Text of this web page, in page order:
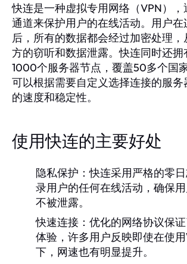
快连是一种虚拟专用网络（VPN）
通道来保护用户的在线活动。用户在
后，所有的数据都会经过加密处理
方的窃听和数据泄露。快连同时还拥
1000个服务器节点，覆盖50多个国
可以根据需要自定义选择连接的服务
的速度和稳定性。
使用快连的主要好处
隐私保护：快连采用严格的零
录用户的任何在线活动，确保
不被泄露。
快速连接： 优化的网络协议保
体验，许多用户反映即使在使
下，网速也有明显提升。